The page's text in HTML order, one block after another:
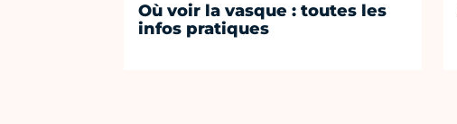
Où voir la vasque : toutes les
infos pratiques